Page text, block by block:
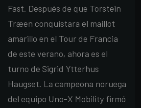
Fast. Después de que Torstein
Træen conquistara el maillot
amarillo en el Tour de Francia
de este verano, ahora es el
turno de Sigrid Ytterhus
Haugset. La campeona noruega
del equipo Uno-X Mobility firmó